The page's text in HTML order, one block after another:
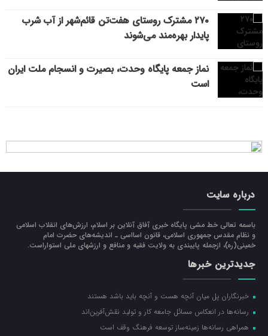
۲۷۰ مشترک روستای هفت‌تن قائم‌شهر از آب شرب
پایدار بهره‌مند می‌شوند
نماز جمعه پایگاه وحدت، بصیرت و انسجام ملت ایران
است
درباره سایت
باسمه تعالی خط مشی پایگاه خبری آفاق آنلاین بر اسلام، ارزش‌هاي انقلاب اسلامي
و نظام مقدس جمهوري اسلامي، قانون اسااسی ـ انديشه‌هاي حضرت امام
خميني(ره)، ازجمله پایبندی به ولايت فقيه و منافع و ارزشهاي ملي استواراست.
جدیدترین خبرها
خبرنگاران پل میان آنچه هست و آنچه باید باشد هستند
رسانه‌ها در انعکاس مسائل جامعه کار و تولید نقش‌آفرین‌اند
همراهی رسانه‌ها زمینه‌ساز توسعه فرهنگ وقف است